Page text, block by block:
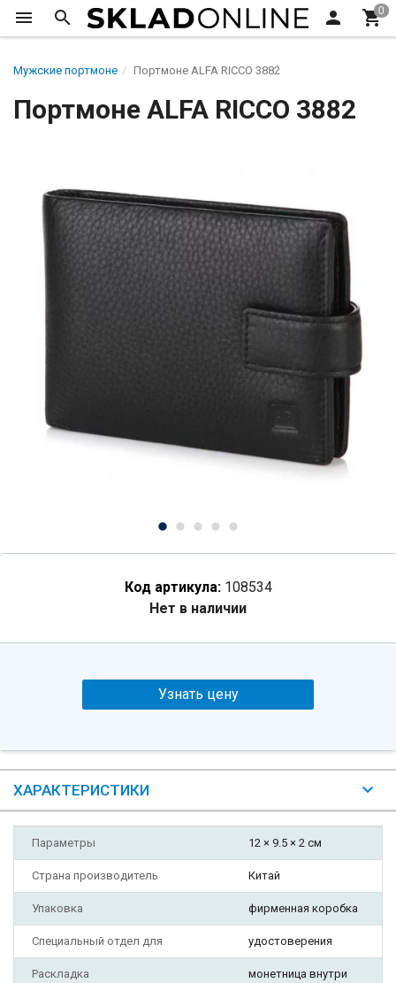
Мужские портмоне Портмоне ALFA RICCO 3882
Портмоне ALFA RICCO 3882
Код артикула: 108534
Нет в наличии
Узнать цену
ХАРАКТЕРИСТИКИ
Параметры 12 × 9.5 × 2 см
Страна производитель Китай
Упаковка фирменная коробка
Специальный отдел для удостоверения
Раскладка монетница внутри